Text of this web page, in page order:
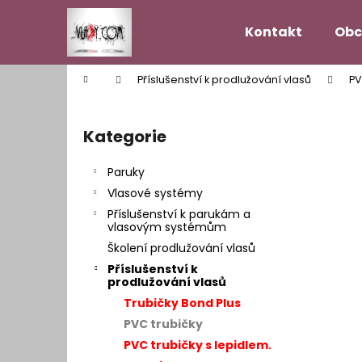
Kontakt
Domů Příslušenství k prodlužování vlasů
Přeskočit
kategorie
Kategorie
Paruky
Vlasové systémy
Příslušenství k parukám a
vlasovým systémům
Školení prodlužování vlasů
Příslušenství k
prodlužování vlasů
Trubičky Bond Plus
PVC trubičky
PVC trubičky s lepidlem.
í
Zpět
do
Zpět
do
VLASOVÝ SYSTÉM MODEL HOLLYWOOD